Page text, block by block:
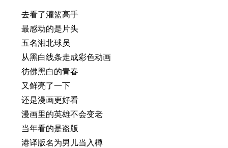
去看了灌篮高手
最感动的是片头
五名湘北球员
从黑白线条走成彩色动画
彷佛黑白的青春
又鲜亮了一下
还是漫画更好看
漫画里的英雄不会变老
当年看的是盗版
港译版名为男儿当入樽